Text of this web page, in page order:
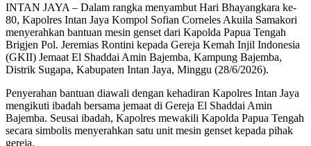
INTAN JAYA – Dalam rangka menyambut Hari Bhayangkara ke-
80, Kapolres Intan Jaya Kompol Sofian Corneles Akuila Samakori
menyerahkan bantuan mesin genset dari Kapolda Papua Tengah
Brigjen Pol. Jeremias Rontini kepada Gereja Kemah Injil Indonesia
(GKII) Jemaat El Shaddai Amin Bajemba, Kampung Bajemba,
Distrik Sugapa, Kabupaten Intan Jaya, Minggu (28/6/2026).
Penyerahan bantuan diawali dengan kehadiran Kapolres Intan Jaya
mengikuti ibadah bersama jemaat di Gereja El Shaddai Amin
Bajemba. Seusai ibadah, Kapolres mewakili Kapolda Papua Tengah
secara simbolis menyerahkan satu unit mesin genset kepada pihak
gereja.